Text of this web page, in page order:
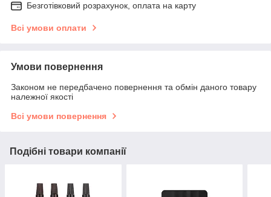
Безготівковий розрахунок, оплата на карту
Всі умови оплати
Умови повернення
Законом не передбачено повернення та обмін даного товару
належної якості
Всі умови повернення
Подібні товари компанії